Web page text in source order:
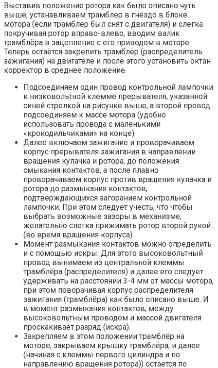
Выставив положение ротора как было описано чуть
выше, устанавливаем трамблёр в гнездо в блоке
мотора (если трамблёр был снят с двигателя) и слегка
покручивая ротор вправо-влево, вводим валик
трамблёра в зацепление с его приводом в моторе.
Теперь остаётся закрепить трамблёр (распределитель
зажигания) на двигателе и после этого установить октан
корректор в среднее положение.
Подсоединяем один провод контрольной лампочки
к низковольтной клемме прерывателя, указанной
синей стрелкой на рисунке выше, а второй провод
подсоединяем к массе мотора (удобно
использовать провода с маленькими
«крокодильчиками» на конце).
Далее включаем зажигание и проворачиваем
корпус прерывателя зажигания в направлении
вращения кулачка и ротора, до положения
смыкания контактов, а после плавно
проворачиваем корпус против вращения кулачка и
ротора до размыкания контактов,
подтверждающихся загоранием контрольной
лампочки. При этом следует учесть, что чтобы
выбрать возможные зазоры в механизме,
желательно слегка прижимать ротор второй рукой
(во время вращения корпуса).
Момент размыкания контактов можно определить
и с помощью искры. Для этого высоковольтный
провод вынимаем из центральной клеммы
трамблёра (распределителя) и далее его следует
удерживать на расстоянии 3-4 мм от массы мотора,
при этом поворачивая корпус распределителя
зажигания (трамблёра) как было описано выше. И
в момент размыкания контактов, между
высоковольтным проводом и массой двигателя
проскакивает разряд (искра).
Закрепляем в этом положении трамблёр на
моторе, закрываем крышку трамблёра, и далее
(начиная с клеммы первого цилиндра и по
направлению вращения ротора)) остаётся по